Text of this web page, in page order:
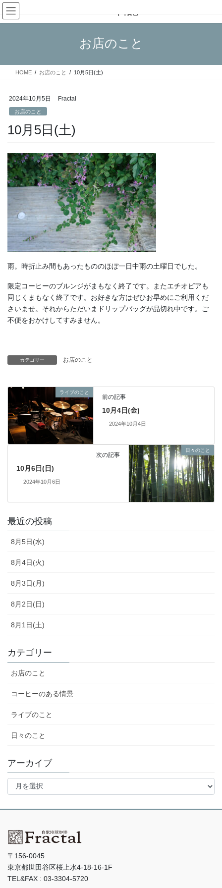
コ
ン
テ
ス
ナ
ビ
ゲ
ン
Fractal日記
お店のこと
HOME お店のこと 10月5日(土)
2024年10月5日 Fractal
お店のこと
10月5日(土)
雨。時折止み間もあったもののほぼ一日中雨の土曜日でした。
限定コーヒーのブルンジがまもなく終了です。またエチオピアも
同じくまもなく終了です。お好きな方はぜひお早めにご利用くだ
さいませ。それからただいまドリップバッグが品切れ中です。ご
不便をおかけしてすみません。
カテゴリー お店のこと
ライブのこと
前の記事
10月4日(金)
2024年10月4日
日々のこと
次の記事
10月6日(日)
2024年10月6日
最近の投稿
8月5日(水)
8月4日(火)
8月3日(月)
8月2日(日)
8月1日(土)
カテゴリー
お店のこと
コーヒーのある情景
ライブのこと
日々のこと
アーカイブ
ア
イ
〒156-0045
東京都世田谷区桜上水4-18-16-1F
TEL&FAX : 03-3304-5720